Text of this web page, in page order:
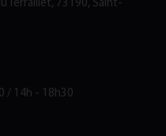
Terraillet, 73190, Saint-
/ 14h - 18h30